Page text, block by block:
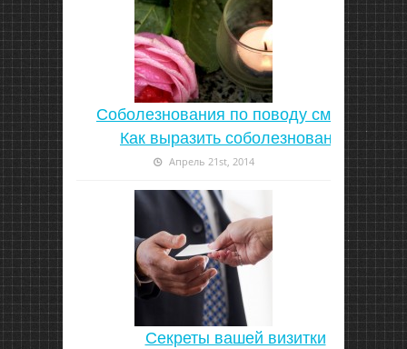
Соболезнования по поводу смерти |
Как выразить соболезнование
Апрель 21st, 2014
Секреты вашей визитки